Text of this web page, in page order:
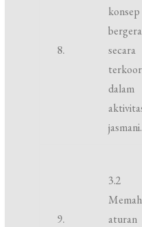
8.
konsep
secara
dalam
jasmani.
9.
3.2
aturan